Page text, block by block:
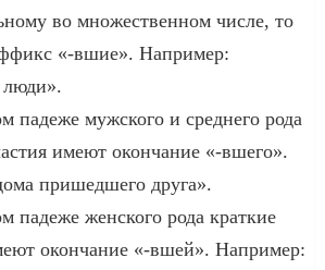
во множественном числе, то
«-вшие». Например:
падеже мужского и среднего рода
имеют окончание «-вшего».
пришедшего друга».
падеже женского рода краткие
окончание «-вшей». Например: